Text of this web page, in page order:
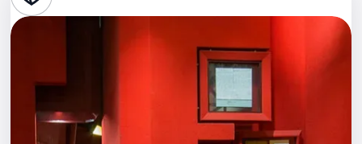
Стендап
Квесты
Экскурсии